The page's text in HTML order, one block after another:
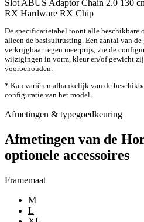
Slot ABUS Adaptor Chain 2.0 130
RX Hardware RX Chip
De specificatietabel toont alle beschikbare
alleen de basisuitrusting. Een aantal van
verkrijgbaar tegen meerprijs; zie de
wijzigingen in vorm, kleur en/of gewicht
voorbehouden.
* Kan variëren afhankelijk van de
configuratie van het model.
Afmetingen & typegoedkeuring
Afmetingen van de
optionele accessoires
Framemaat
M
L